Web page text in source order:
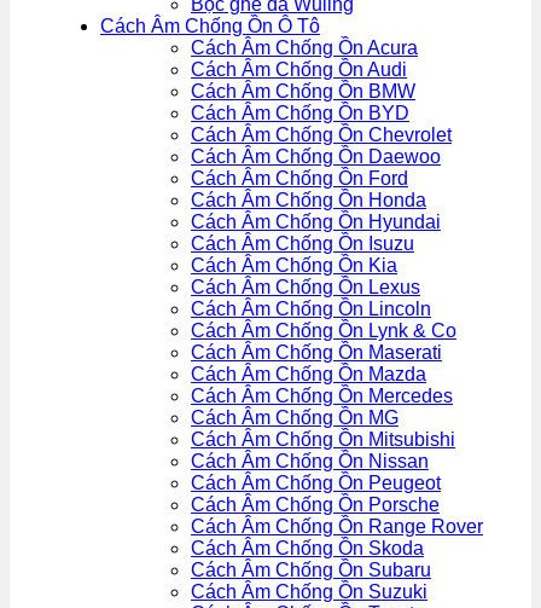
Bọc ghế da Wuling
Cách Âm Chống Ồn Ô Tô
Cách Âm Chống Ồn Acura
Cách Âm Chống Ồn Audi
Cách Âm Chống Ồn BMW
Cách Âm Chống Ồn BYD
Cách Âm Chống Ồn Chevrolet
Cách Âm Chống Ồn Daewoo
Cách Âm Chống Ồn Ford
Cách Âm Chống Ồn Honda
Cách Âm Chống Ồn Hyundai
Cách Âm Chống Ồn Isuzu
Cách Âm Chống Ồn Kia
Cách Âm Chống Ồn Lexus
Cách Âm Chống Ồn Lincoln
Cách Âm Chống Ồn Lynk & Co
Cách Âm Chống Ồn Maserati
Cách Âm Chống Ồn Mazda
Cách Âm Chống Ồn Mercedes
Cách Âm Chống Ồn MG
Cách Âm Chống Ồn Mitsubishi
Cách Âm Chống Ồn Nissan
Cách Âm Chống Ồn Peugeot
Cách Âm Chống Ồn Porsche
Cách Âm Chống Ồn Range Rover
Cách Âm Chống Ồn Skoda
Cách Âm Chống Ồn Subaru
Cách Âm Chống Ồn Suzuki